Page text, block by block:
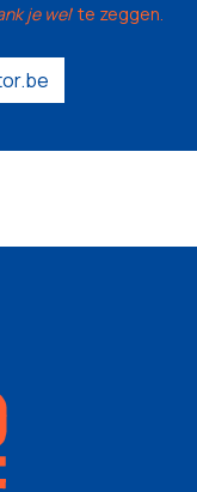
je wel’ te zeggen.